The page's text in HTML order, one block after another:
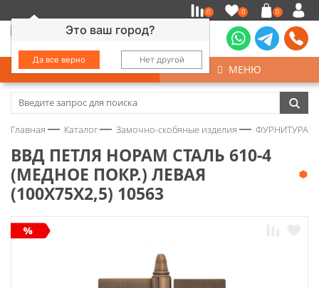
Это ваш город?
Да все верно Нет другой
0 0 0
КАТАЛОГ МЕНЮ
Замочно-скобяные изделия
Колеса
Главная Каталог Замочно-скобяные изделия ФУРНИТУРА
ВВД ПЕТЛЯ НОРАМ СТАЛЬ 610-4
(МЕДНОЕ ПОКР.) ЛЕВАЯ
(100Х75Х2,5) 10563